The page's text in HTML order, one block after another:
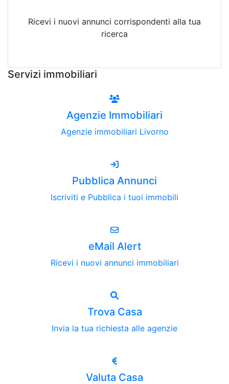
Ricevi i nuovi annunci corrispondenti alla tua
ricerca
Servizi immobiliari
Agenzie Immobiliari
Agenzie immobiliari Livorno
Pubblica Annunci
Iscriviti e Pubblica i tuoi immobili
eMail Alert
Ricevi i nuovi annunci immobiliari
Trova Casa
Invia la tua richiesta alle agenzie
Valuta Casa